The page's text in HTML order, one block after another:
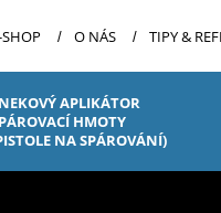
SHOP O NÁS TIPY &
APLIKÁTOR
HMOTY
NA SPÁROVÁNÍ)